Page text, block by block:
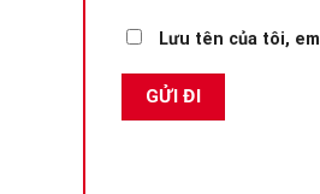
Lưu tên của tôi,